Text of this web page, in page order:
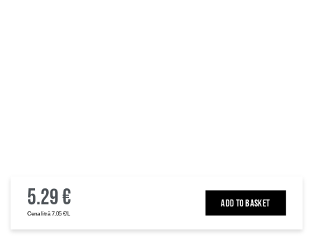
5.29 €
Cena litrā 7.05 €/L
ADD TO BASKET